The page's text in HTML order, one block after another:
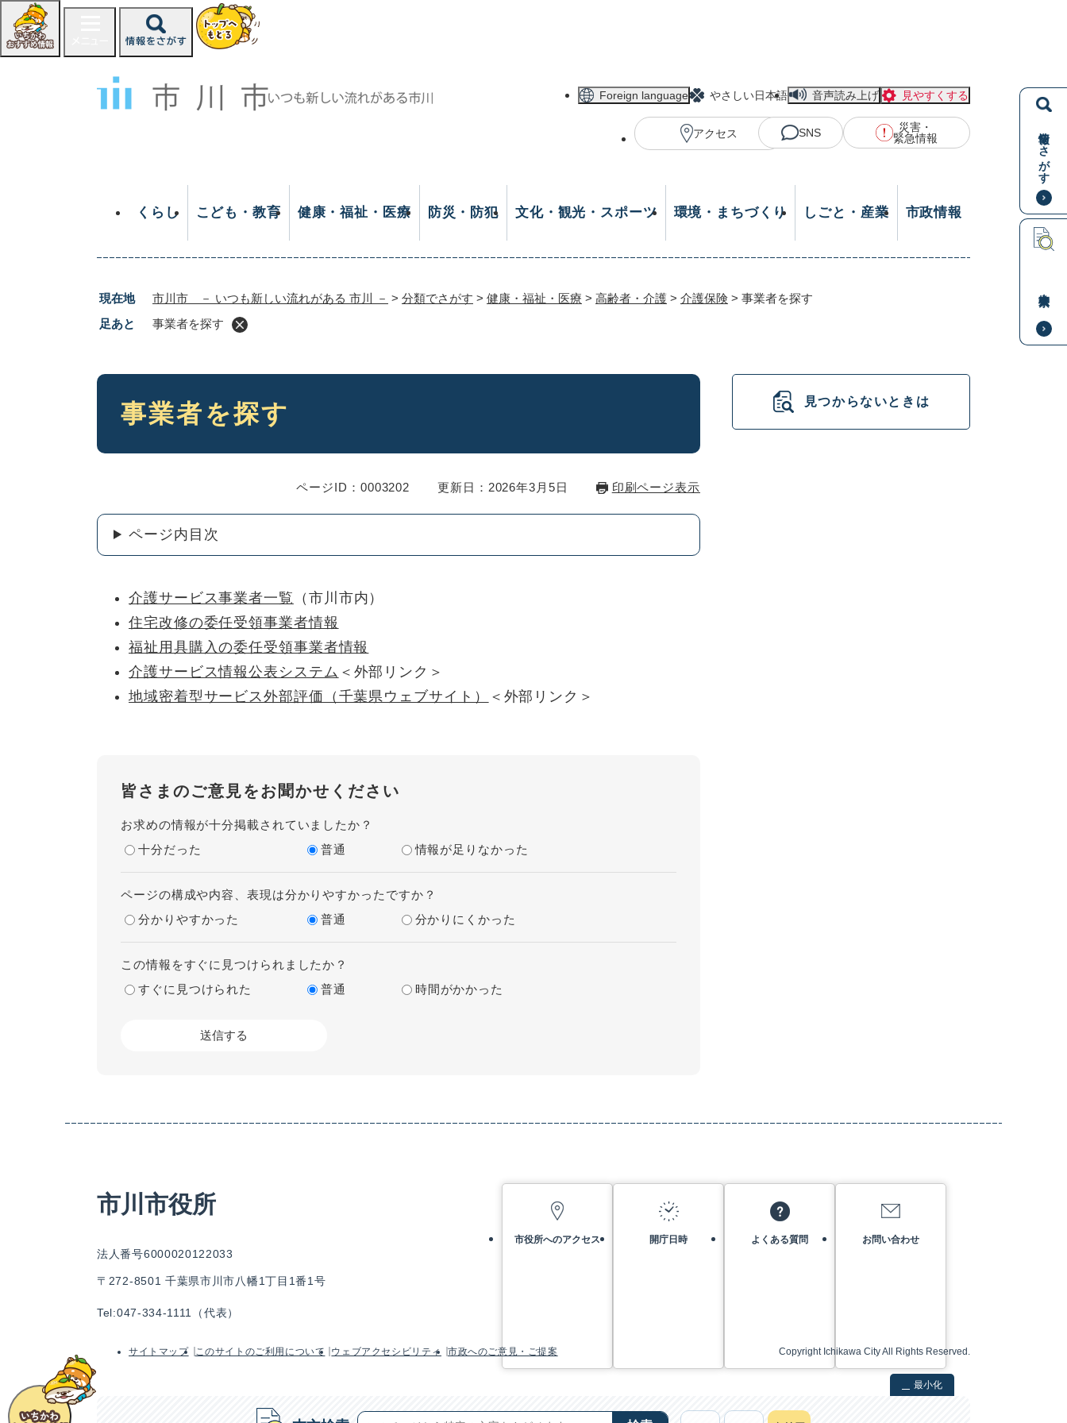
ジ
情報をさがす
Foreign language やさしい日本語 音声読み上げ 見やすくする
アクセス SNS
災害・
緊急情報
くらし こども・教育 健康・福祉・医療 防災・防犯 文化・観光・スポーツ 環境・まちづくり しごと・産業 市政情報
現在地 市川市 － いつも新しい流れがある 市川 － > 分類でさがす > 健康・福祉・医療 > 高齢者・介護 > 介護保険 > 事業者を探す
足あと
事業者を探す
本
事業者を探す
ページID：0003202 更新日：2026年3月5日 印刷ページ表示
ページ内目次
介護サービス事業者一覧 （市川市内）
住宅改修の委任受領事業者情報
福祉用具購入の委任受領事業者情報
介護サービス情報公表システム ＜外部リンク＞
地域密着型サービス外部評価（千葉県ウェブサイト）
＜外部リンク＞
皆さまのご意見をお聞かせください
お求めの情報が十分掲載されていましたか？
十分だった
普通 情報が足りなかった
ページの構成や内容、表現は分かりやすかったですか？
分かりやすかった
普通 分かりにくかった
この情報をすぐに見つけられましたか？
すぐに見つけられた
普通 時間がかかった
見つからないときは
市川市役所
法人番号6000020122033
〒272-8501 千葉県市川市八幡1丁目1番1号
Tel:047-334-1111（代表）
市役所へのアクセス 開庁日時 よくある質問 お問い合わせ
サイトマップ このサイトのご利用について ウェブアクセシビリティ 市政へのご意見・ご提案 Copyright Ichikawa City All Rights Reserved.
最小化